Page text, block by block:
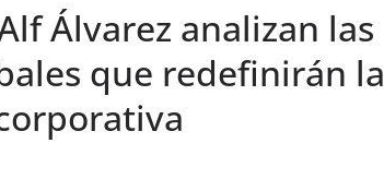
Álvarez analizan las
que redefinirán la